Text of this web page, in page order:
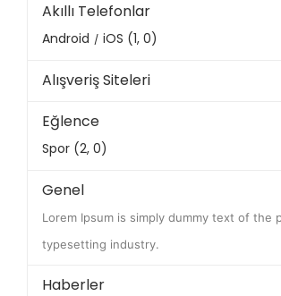
Akıllı Telefonlar
Android iOS (1, 0)
Alışveriş Siteleri
Eğlence
Spor (2, 0)
Genel
Lorem Ipsum is simply dummy text of the
typesetting industry.
Haberler